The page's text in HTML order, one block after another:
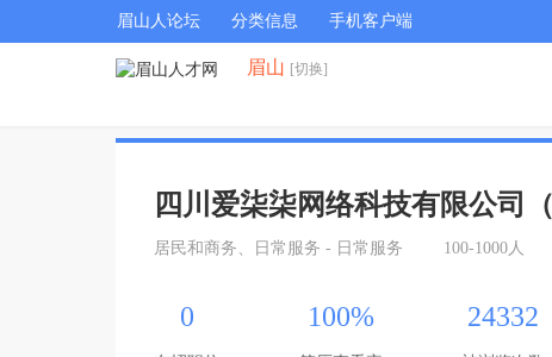
眉山人论坛 分类信息 手机客户端
眉山 [切换]
四川爱柒柒网络科技有限公司（
居民和商务、日常服务 - 日常服务 100-1000人
0 100% 24332